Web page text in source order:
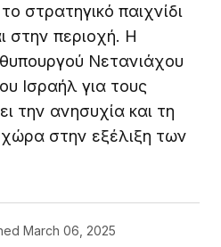
στρατηγικό παιχνίδι
στην περιοχή. Η
Νετανιάχου
Ισραήλ για τους
την ανησυχία και τη
χώρα στην εξέλιξη των
March 06, 2025